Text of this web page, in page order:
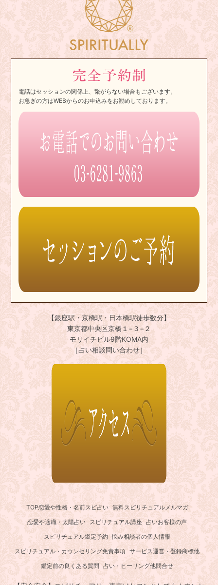
電話はセッションの関係上、繋がらない場合もございます。
お急ぎの方はWEBからのお申込みをお勧めしております。
【銀座駅・京橋駅・日本橋駅徒歩数分】
東京都中央区京橋１−３−２
モリイチビル9階KOMA内
［占い相談問い合わせ］
TOP恋愛や性格・名前スピ占い 無料スピリチュアルメルマガ
恋愛や適職・太陽占い
スピリチュアル講座 占いお客様の声
スピリチュアル鑑定予約 悩み相談者の個人情報
スピリチュアル・カウンセリング免責事項 サービス運営・登録商標他
鑑定前の良くある質問 占い・ヒーリング他問合せ